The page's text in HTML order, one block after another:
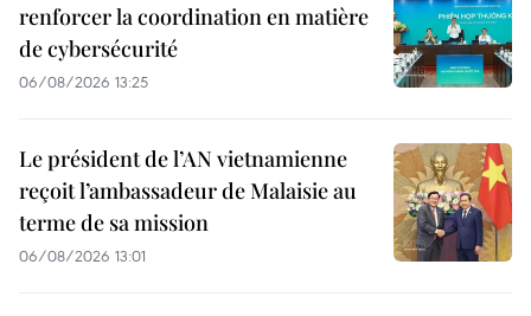
renforcer la coordination en matière
de cybersécurité
06/08/2026 13:25
Le président de l’AN vietnamienne
reçoit l’ambassadeur de Malaisie au
terme de sa mission
06/08/2026 13:01